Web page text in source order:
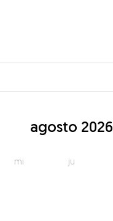
agosto 2026
mi ju